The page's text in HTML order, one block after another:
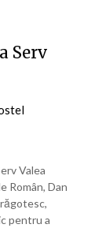
Serv
Valea
Român, Dan
pentru a